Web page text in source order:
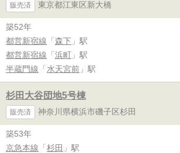
販売済 東京都江東区新大橋
築52年
都営新宿線 「 森下 」駅
都営新宿線 「 浜町 」駅
半蔵門線 「 水天宮前 」駅
杉田大谷団地5号棟
販売済 神奈川県横浜市磯子区杉田
築53年
京急本線 「 杉田 」駅